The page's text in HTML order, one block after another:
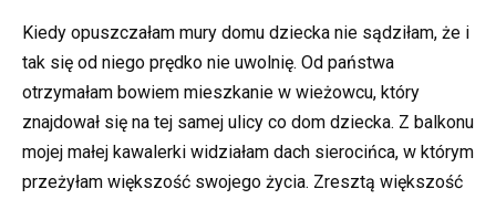
Kiedy opuszczałam mury domu dziecka nie sądziłam, że i
tak się od niego prędko nie uwolnię. Od państwa
otrzymałam bowiem mieszkanie w wieżowcu, który
znajdował się na tej samej ulicy co dom dziecka. Z balkonu
mojej małej kawalerki widziałam dach sierocińca, w którym
przeżyłam większość swojego życia. Zresztą większość